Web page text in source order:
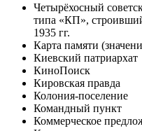
Четырёхосный
типа «КП»,
1935 гг.
Карта памяти
Киевский патриархат
КиноПоиск
Кировская правда
Колония-поселение
Командный пункт
Коммерческое